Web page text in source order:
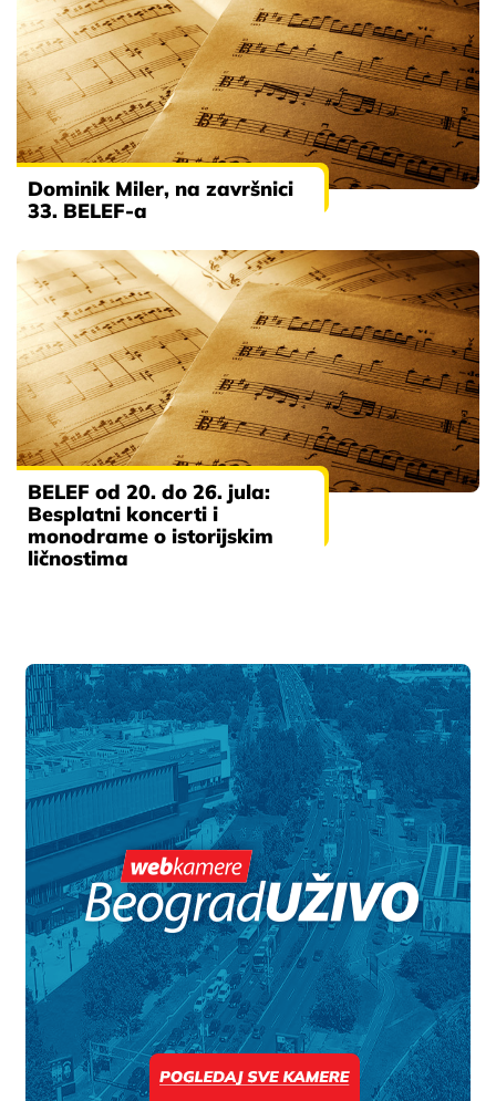
Dominik Miler, na završnici
33. BELEF-a
BELEF od 20. do 26. jula:
Besplatni koncerti i
monodrame o istorijskim
ličnostima